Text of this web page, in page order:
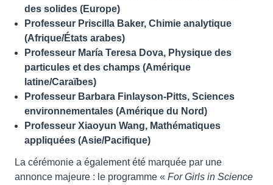
des solides (Europe)
Professeur Priscilla Baker, Chimie analytique
(Afrique/États arabes)
Professeur María Teresa Dova, Physique des
particules et des champs (Amérique
latine/Caraïbes)
Professeur Barbara Finlayson-Pitts, Sciences
environnementales (Amérique du Nord)
Professeur Xiaoyun Wang, Mathématiques
appliquées (Asie/Pacifique)
La cérémonie a également été marquée par une
annonce majeure : le programme « For Girls in Science